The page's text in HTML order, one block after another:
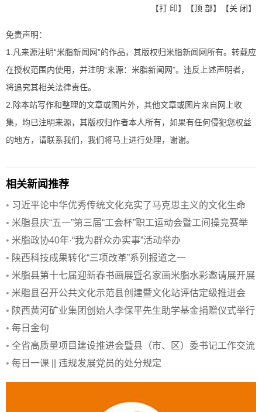
【打 印】【顶 部】【关 闭】
免责声明：
1.凡来源注明“米脂新闻网”的作品，其版权归米脂新闻网所有。转载应
在授权范围内使用，并注明“来源：米脂新闻网”。违反上述声明者，
将追究其相关法律责任。
2.除本站写作和整理的文章或图片外，其他文章或图片来自网上收
集，均已注明来源，其版权归作者本人所有，如果有任何侵犯您权益
的地方，请联系我们，我们将马上进行处理，谢谢。
相关新闻推荐
• 习近平论中华优秀传统文化充实了马克思主义的文化生命
• 米脂县庆“五一”第三届“工会杯”职工运动会暨工间操竞赛举
行
• 米脂政协40年·“我为群众办实事”活动举办
• 陕西科技成果转化“三项改革”系列报道之一
• 米脂县第十七届迎新春书画展暨名家画米脂水彩邀请展开展
• 米脂县召开公共文化示范县创建暨文化站评估定级推进会
• 陕西黄河矿业集团创始人李保平先生助学基金捐赠仪式举行
• 每日金句
• 全省高质量项目建设推进会暨县（市、区）委书记工作交流
会召开
• 每日一课 || 违规发展党员的处分规定